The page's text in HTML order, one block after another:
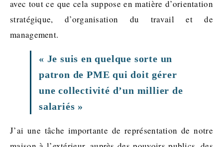
avec tout ce que cela suppose en matière d’orientation
stratégique, d’organisation du travail et de
management.
« Je suis en quelque sorte un
patron de PME qui doit gérer
une collectivité d’un millier de
salariés »
J’ai une tâche importante de représentation de notre